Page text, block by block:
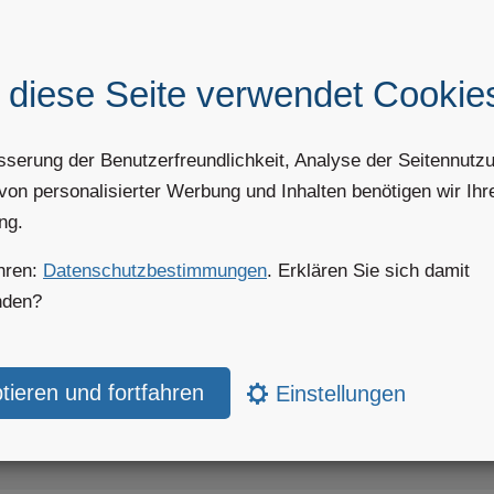
Seite verwendet
der Benutzerfreundlichkeit, Analyse der
personalisierter Werbung und Inhalten benötigen wir
Datenschutzbestimmungen. Erklären Sie sich damit
Einstellungen
bietet lokal angepasste Gitterzellen-Informationen zu
und Umgebung.
der Gitterzelleninformationen
Informationen werden inProduktenverwendet, die Wetterdaten für
für Darstellungen, die Gitterzellen-Informationen anzeigen, sind:
Air
Snow